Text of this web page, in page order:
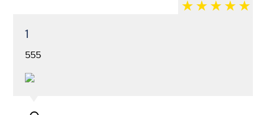
1
555